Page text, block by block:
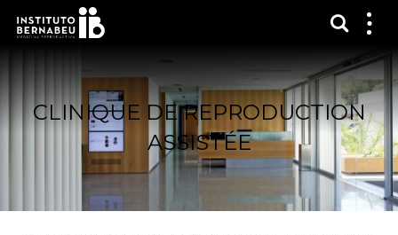
CLINIQUE DE REPRODUCTION
ASSISTÉE